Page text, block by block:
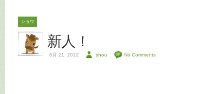
ショウ
新人！
8月 21, 2012 shou No Comments